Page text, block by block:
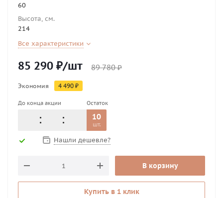
60
Высота, см.
214
Все характеристики
85 290 ₽/шт 89 780₽
Экономия 4 490 ₽
До конца акции Остаток
10
шт.
Нашли дешевле?
В корзину
Купить в 1 клик